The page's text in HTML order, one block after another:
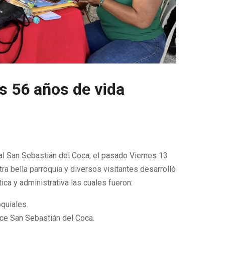
56 años de vida
San Sebastián del Coca, el pasado Viernes 13
bella parroquia y diversos visitantes desarrolló
y administrativa las cuales fueron:
San Sebastián del Coca.